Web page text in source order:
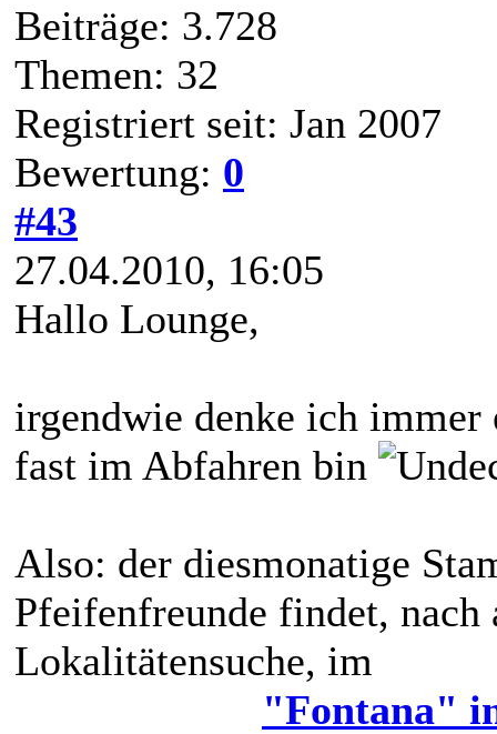
Beiträge: 3.728
Themen: 32
Registriert seit: Jan 2007
Bewertung: 0
#43
27.04.2010, 16:05
Hallo Lounge,
irgendwie denke ich immer
fast im Abfahren bin
Also: der diesmonatige
Pfeifenfreunde findet, nach
Lokalitätensuche, im
"Fontana"